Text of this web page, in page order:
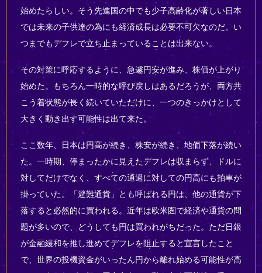
始めたらしい。そう先進国の中でも少子高齢化が著しい日本
では未来の子供達の為にも経済成長は必要不可欠なのだ。い
つまでもデフレで立ち止まっていることは出来ない。
その対策に呼応するように、急遽円安が進み、株価が上がり
始めた。もちろん一時的な呼び戻しはあるだろうが、両方共
こう着状態が長く続いていただけに、一つのきっかけとして
大きく動き出す可能性は出て来た。
ここ数年、日本は円高が続き、株安が続き、地価下落が続い
た。一時期、停まったかに見えたデフレは収まらず、ドルに
対してだけでなく、すべての通過に対しての円高にも拍車が
掛っていた。「避難通貨」とも呼ばれる円は、他の通貨が下
落すると必然的に買われる。近年は欧米圏で経済や通貨の問
題が多いので、どうしても円は買われがちだった。ただ日銀
が金融緩和を推し進めてデフレを阻止すると宣言したこと
で、世界の投機資金がいったん円から離れ始める可能性が高